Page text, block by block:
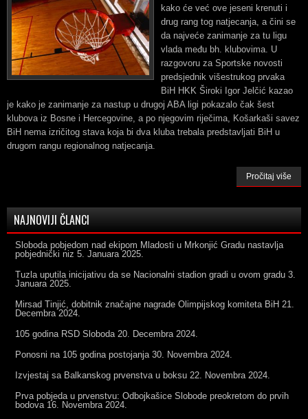
kako će već ove jeseni krenuti i
drug rang tog natjecanja, a čini se
da najveće zanimanje za tu ligu
vlada među bh. klubovima. U
razgovoru za Sportske novosti
predsjednik višestrukog prvaka
BiH HKK Široki Igor Jelčić kazao
je kako je zanimanje za nastup u drugoj ABA ligi pokazalo čak šest
klubova iz Bosne i Hercegovine, a po njegovim riječima, Košarkaši savez
BiH nema izričitog stava koja bi dva kluba trebala predstavljati BiH u
drugom rangu regionalnog natjecanja.
Pročitaj više
NAJNOVIJI ČLANCI
Sloboda pobjedom nad ekipom Mladosti u Mrkonjić Gradu nastavlja
pobjednički niz 5. Januara 2025.
Tuzla uputila inicijativu da se Nacionalni stadion gradi u ovom gradu 3.
Januara 2025.
Mirsad Tinjić, dobitnik značajne nagrade Olimpijskog komiteta BiH 21.
Decembra 2024.
105 godina RSD Sloboda 20. Decembra 2024.
Ponosni na 105 godina postojanja 30. Novembra 2024.
Izvjestaj sa Balkanskog prvenstva u boksu 22. Novembra 2024.
Prva pobjeda u prvenstvu: Odbojkašice Slobode preokretom do prvih
bodova 16. Novembra 2024.